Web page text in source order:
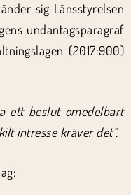
sig Länsstyrelsen
undantagsparagraf
(2017:900)
ett beslut omedelbart
intresse kräver det”.